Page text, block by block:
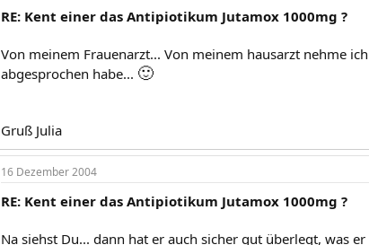
RE: Kent einer das Antipiotikum Jutamox 1000mg ?
Von meinem Frauenarzt... Von meinem hausarzt nehme
abgesprochen habe... 🙂
Gruß Julia
16 Dezember 2004
RE: Kent einer das Antipiotikum Jutamox 1000mg ?
Na siehst Du... dann hat er auch sicher gut überlegt, was